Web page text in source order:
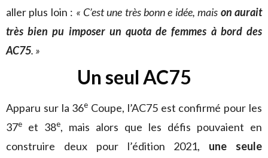
aller plus loin : « C’est une très bonn e idée, mais on aurait
très bien pu imposer un quota de femmes à bord des
AC75. »
Un seul AC75
Apparu sur la 36e Coupe, l’AC75 est confirmé pour les
37e et 38e, mais alors que les défis pouvaient en
construire deux pour l’édition 2021, une seule